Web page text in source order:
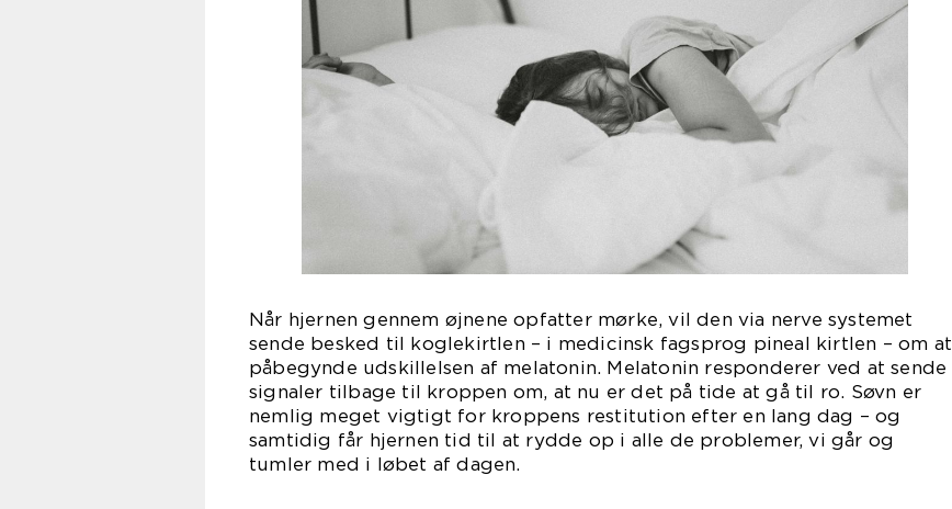
Når hjernen gennem øjnene opfatter mørke, vil den via nerve systemet
sende besked til koglekirtlen – i medicinsk fagsprog pineal kirtlen – om at
påbegynde udskillelsen af melatonin. Melatonin responderer ved at sende
signaler tilbage til kroppen om, at nu er det på tide at gå til ro. Søvn er
nemlig meget vigtigt for kroppens restitution efter en lang dag – og
samtidig får hjernen tid til at rydde op i alle de problemer, vi går og
tumler med i løbet af dagen.